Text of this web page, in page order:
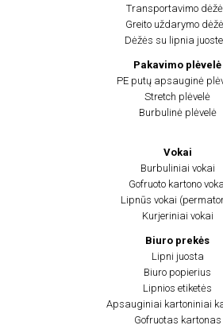
Transportavimo
Greito uždarymo
Dėžės su lipnia
Pakavimo plėvelė
PE putų apsauginė
Stretch plėvelė
Burbulinė plėvelė
Vokai
Burbuliniai vokai
Gofruoto kartono
Lipnūs vokai
Kurjeriniai vokai
Biuro prekės
Lipni juosta
Biuro popierius
Lipnios etiketės
Apsauginiai kartoniniai
Gofruotas kartonas